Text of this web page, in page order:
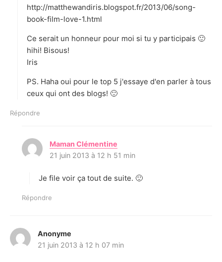
http://matthewandiris.blogspot.fr/2013/06/song-
book-film-love-1.html
Ce serait un honneur pour moi si tu y participais 🙂
hihi! Bisous!
Iris
PS. Haha oui pour le top 5 j'essaye d'en parler à tous
ceux qui ont des blogs! 🙂
Répondre
Maman Clémentine
i
:
21 juin 2013 à 12 h 51 min
Je file voir ça tout de suite. 🙂
Répondre
Anonyme
i
21 juin 2013 à 12 h 07 min